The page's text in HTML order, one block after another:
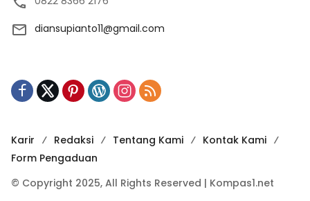
diansupianto11@gmail.com
Karir Redaksi Tentang Kami
Kontak Kami
Form Pengaduan
© Copyright 2025, All Rights Reserved | Kompas1.net